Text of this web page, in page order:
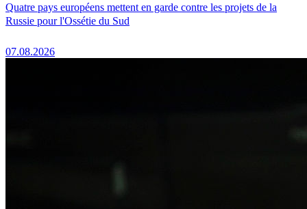
Quatre pays européens mettent en garde contre les projets de la
Russie pour l'Ossétie du Sud
07.08.2026